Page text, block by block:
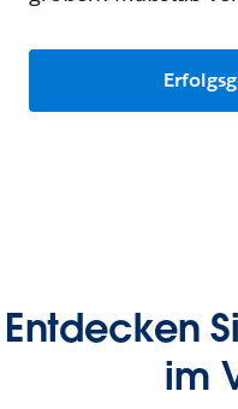
Entdecken
im